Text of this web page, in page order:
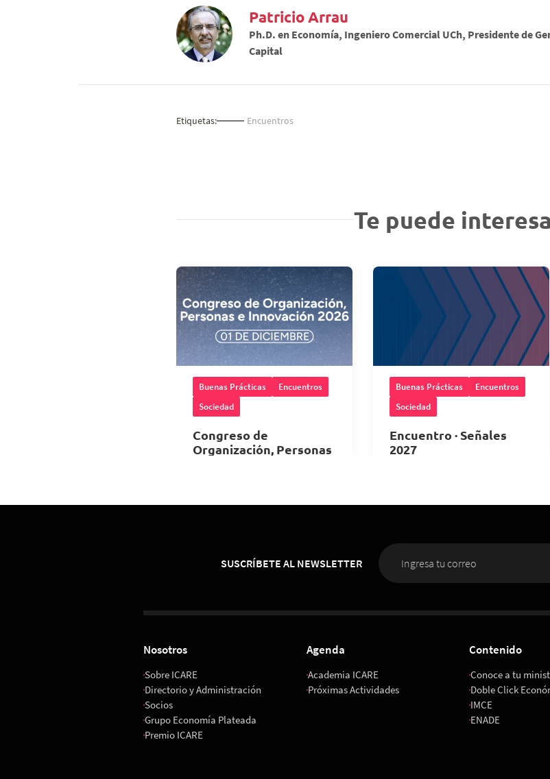
Patricio Arrau
Ph.D. en Economía, Ingeniero Comercial UCh, Presidente de
Capital
Etiquetas: Encuentros
Te puede
Buenas Prácticas
Encuentros
Sociedad
Congreso de
Organización, Personas
Buenas Prácticas
Encuentros
Sociedad
Encuentro · Señales
2027
SUSCRÍBETE AL NEWSLETTER
Nosotros
Sobre ICARE
Directorio y Administración
Socios
Grupo Economía Plateada
Premio ICARE
Agenda
Academia ICARE
Próximas Actividades
Contenido
Conoce a tu
Doble Click
IMCE
ENADE